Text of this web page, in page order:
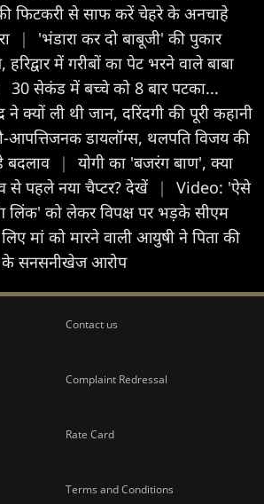
फिटकरी से साफ करें चेहरे के अनचाहे
|
'भंडारा कर दो बाबूजी' की पुकार
में गरीबों का पेट भरने वाले बाबा
30 सेकंड में बच्चे को 8 बार पटका...
क्यों ली थी जान, दरिंदगी की पूरी कहानी
आपत्तिजनक डायलॉग्स, थलपति विजय की
बदलाव |
योगी का 'बजरंग बाण', क्या
से पहले नया चैप्टर? देखें
|
Video: 'ऐसे
लिंक' को लेकर विपक्ष पर भड़के सीएम
मां को मारने वाली आयुषी ने पिता की
के सनसनीखेज आरोप
Contact us
Complaint Redressal
Rate Card
Terms and Conditions